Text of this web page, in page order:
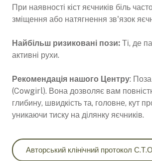
При наявності кіст яєчників біль
зміщення або натягнення зв'язок
Найбільш ризиковані пози: Ті, де
активні рухи.
Рекомендація нашого Центру:
(Cowgirl). Вона дозволяє вам
глибину, швидкість та, головне, кут
уникаючи тиску на ділянку яєчників.
Авторський клінічний протокол